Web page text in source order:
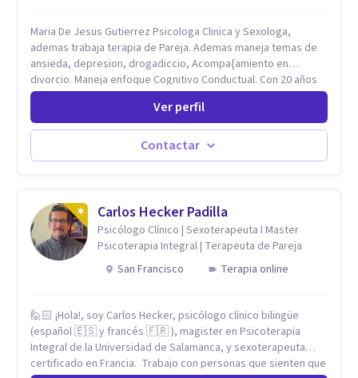
Maria De Jesus Gutierrez Psicologa Clinica y Sexologa,
ademas trabaja terapia de Pareja. Ademas maneja temas de
ansieda, depresion, drogadiccio, Acompa{amiento en
divorcio. Maneja enfoque Cognitivo Conductual. Con 20 años
de experiencia, constantemente capacitandose en las
diferntes areas de la Salud Mental.
Ver perfil
Contactar
Carlos Hecker Padilla
Psicólogo Clínico | Sexoterapeuta I Master
Psicoterapia Integral | Terapeuta de Pareja
San Francisco
Terapia online
🙋🏻 ¡Hola!, soy Carlos Hecker, psicólogo clínico bilingüe
(español 🇪🇸 y francés 🇫🇷 ), magister en Psicoterapia
Integral de la Universidad de Salamanca, y sexoterapeuta
certificado en Francia. Trabajo con personas que sienten que